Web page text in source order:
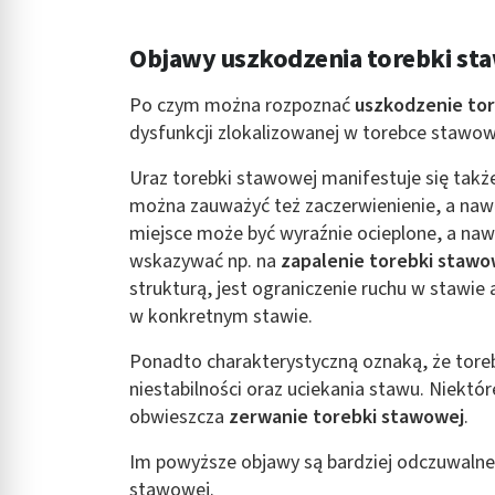
Objawy uszkodzenia torebki
Po czym można rozpoznać uszkodzenie
dysfunkcji zlokalizowanej w torebce
Uraz torebki stawowej manifestuje się
można zauważyć też zaczerwienienie, a
miejsce może być wyraźnie ocieplone, a
wskazywać np. na zapalenie torebki
strukturą, jest ograniczenie ruchu w stawie
w konkretnym stawie.
Ponadto charakterystyczną oznaką, że
niestabilności oraz uciekania stawu.
obwieszcza zerwanie torebki stawowej.
Im powyższe objawy są bardziej